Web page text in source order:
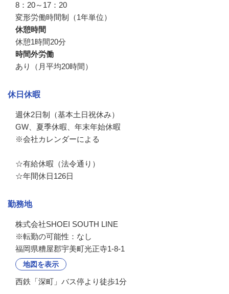
8：20～17：20
変形労働時間制（1年単位）
休憩時間
休憩1時間20分
時間外労働
あり（月平均20時間）
休日休暇
週休2日制（基本土日祝休み）
GW、夏季休暇、年末年始休暇
※会社カレンダーによる
☆有給休暇（法令通り）
☆年間休日126日
勤務地
株式会社SHOEI SOUTH LINE
※転勤の可能性：なし
福岡県糟屋郡宇美町光正寺1-8-1
地図を表示
西鉄「深町」バス停より徒歩1分